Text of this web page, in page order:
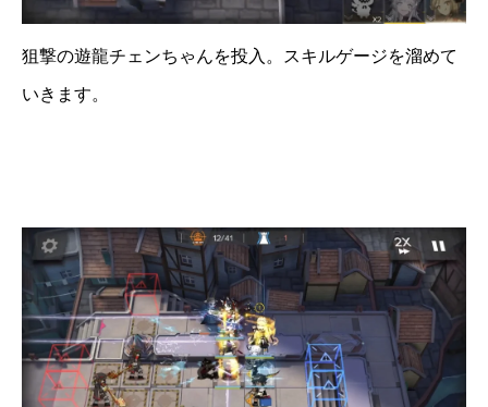
狙撃の遊龍チェンちゃんを投入。スキルゲージを溜めて
いきます。